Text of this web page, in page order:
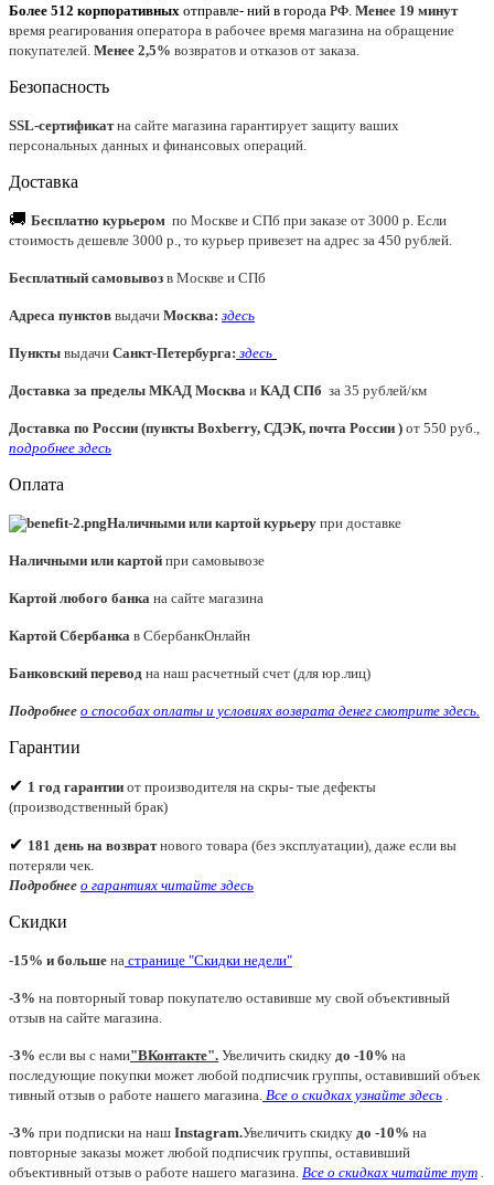
Более 512 корпоративных отправле- ний в города РФ. Менее 19 минут
время реагирования оператора в рабочее время магазина на обращение
покупателей. Менее 2,5% возвратов и отказов от заказа.
Безопасность
SSL-сертификатна сайте магазина гарантирует защиту ваших
персональных данных и финансовых операций.
Доставка
🚚 Бесплатно курьером по Москве и СПб при заказе от 3000 р. Если
стоимость дешевле 3000 р., то курьер привезет на адрес за 450 рублей.
Бесплатный самовывоз в Москве и СПб
Адреса пунктов выдачи Москва: здесь
Пункты выдачи Санкт-Петербурга: здесь
Доставка за пределы МКАД Москва и КАД СПб за 35 рублей/км
Доставка по России (пункты Boxberry, СДЭК, почта России ) от 550 руб.,
подробнее здесь
Оплата
Наличными или картой курьеру при доставке
Наличными или картой при самовывозе
Картой любого банка на сайте магазина
Картой Сбербанка в СбербанкОнлайн
Банковский перевод на наш расчетный счет (для юр.лиц)
Подробнее о способах оплаты и условиях возврата денег смотрите здесь.
Гарантии
✔ 1 год гарантии от производителя на скры- тые дефекты
(производственный брак)
✔ 181 день на возвратнового товара (без эксплуатации), даже если вы
потеряли чек.
Подробнее о гарантиях читайте здесь
Скидки
-15% и больше на странице "Скидки недели"
-3% на повторный товар покупателю оставивше му свой объективный
отзыв на сайте магазина.
-3% если вы с нами"ВКонтакте". Увеличить скидку до -10% на
последующие покупки может любой подписчик группы, оставивший объек
тивный отзыв о работе нашего магазина. Все о скидках узнайте здесь
-3% при подписки на наш Instagram.Увеличить скидку до -10% на
повторные заказы может любой подписчик группы, оставивший
объективный отзыв о работе нашего магазина. Все о скидках читайте тут